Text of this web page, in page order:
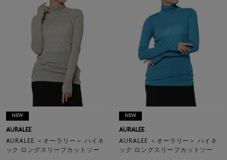
NEW
AURALEE
AURALEE ＜オーラリー＞ ハイネ
ック ロングスリーブカットソー
NEW
AURALEE
AURALEE ＜オーラリー＞ ハイネ
ック ロングスリーブカットソー